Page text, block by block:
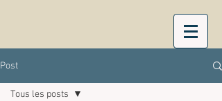
Post
Tous les posts